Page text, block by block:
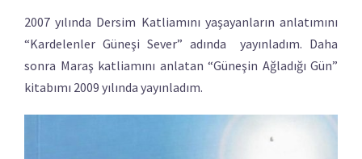
2007 yılında Dersim Katliamını yaşayanların anlatımını
“Kardelenler Güneşi Sever” adında yayınladım. Daha
sonra Maraş katliamını anlatan “Güneşin Ağladığı Gün”
kitabımı 2009 yılında yayınladım.